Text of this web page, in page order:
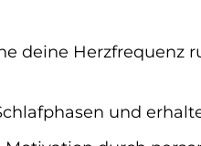
deine Herzfrequenz
und